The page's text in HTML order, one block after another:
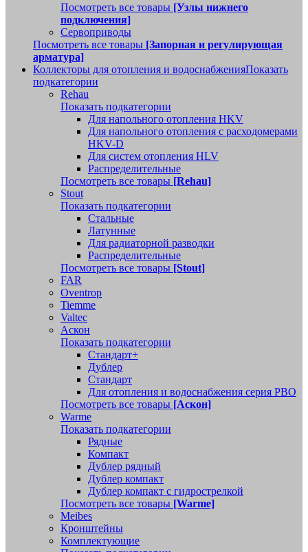
Посмотреть все товары [Узлы нижнего
подключения]
Сервоприводы
Посмотреть все товары [Запорная и регулирующая
арматура]
Коллекторы для отопления и водоснабженияПоказать
подкатегории
Rehau
Показать подкатегории
Для напольного отопления HKV
Для напольного отопления с расходомерами
HKV-D
Для систем отопления HLV
Распределительные
Посмотреть все товары [Rehau]
Stout
Показать подкатегории
Стальные
Латунные
Для радиаторной разводки
Распределительные
Посмотреть все товары [Stout]
FAR
Oventrop
Tiemme
Valtec
Аскон
Показать подкатегории
Стандарт+
Дублер
Стандарт
Для отопления и водоснабжения серия РВО
Посмотреть все товары [Аскон]
Warme
Показать подкатегории
Рядные
Компакт
Дублер рядный
Дублер компакт
Дублер компакт с гидрострелкой
Посмотреть все товары [Warme]
Meibes
Кронштейны
Комплектующие